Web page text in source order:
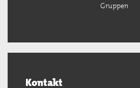
Gruppen
Kontakt